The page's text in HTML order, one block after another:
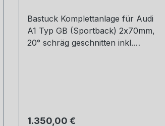
Bastuck Komplettanlage für Audi
A1 Typ GB (Sportback) 2x70mm,
20° schräg geschnitten inkl.
Regulärer Preis:
1.350,00 €